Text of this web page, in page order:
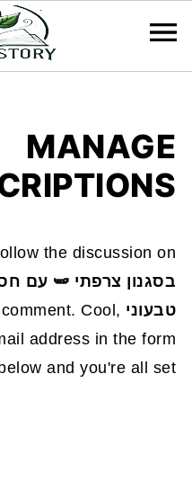
MANAGE
the discussion on
בסגנון
טבעוני Cool,
address in the form
and you're all set.